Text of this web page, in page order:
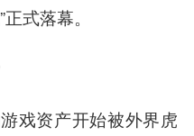
式落幕。
戏资产开始被外界虎